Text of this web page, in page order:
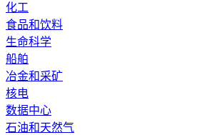
化工
食品和饮料
生命科学
船舶
冶金和采矿
核电
数据中心
石油和天然气